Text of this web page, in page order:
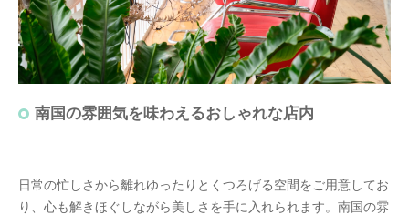
南国の雰囲気を味わえるおしゃれな店内
日常の忙しさから離れゆったりとくつろげる空間をご用意してお
り、心も解きほぐしながら美しさを手に入れられます。南国の雰